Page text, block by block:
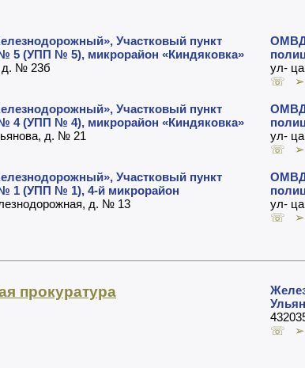
Участковый пункт
5 (УПП № 5), микрорайон «Киндяковка»
д. № 23б
Участковый пункт
4 (УПП № 4), микрорайон «Киндяковка»
д. № 21
Участковый пункт
1 (УПП № 1), 4-й микрорайон
д. № 13
ОМВД
ул-
☏ ➢
ОМВД
ул-
☏ ➢
ОМВД
ул-
☏ ➢
прокуратура
☏ ➢